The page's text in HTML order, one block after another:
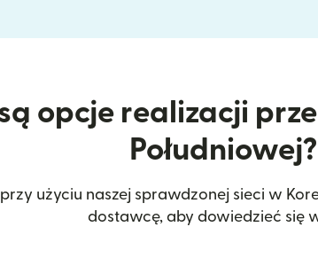
opcje realizacji
Południowej?
użyciu naszej sprawdzonej sieci w
dostawcę, aby dowiedzieć się